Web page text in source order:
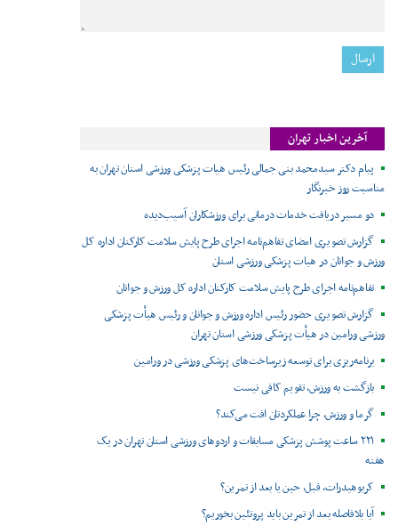
آخرین اخبار تهران
پیام دکتر سیدمحمد بنی جمالی رئیس هیات پزشکی ورزشی استان تهران به
مناسبت روز خبرنگار
دو مسیر دریافت خدمات درمانی برای ورزشکاران آسیب‌دیده
گزارش تصویری امضای تفاهم‌نامه اجرای طرح پایش سلامت کارکنان اداره کل
ورزش و جوانان در هیات پزشکی ورزشی استان
تفاهم‌نامه اجرای طرح پایش سلامت کارکنان اداره کل ورزش و جوانان
گزارش تصویری حضور رئیس اداره ورزش و جوانان و رئیس هیأت پزشکی
ورزشی ورامین در هیأت پزشکی ورزشی استان تهران
برنامه‌ریزی برای توسعه زیرساخت‌های پزشکی ورزشی در ورامین
بازگشت به ورزش، تقویم کافی نیست
گرما و ورزش، چرا عملکردتان افت می‌کند؟
۲۲۱ ساعت پوشش پزشکی مسابقات و اردوهای ورزشی استان تهران در یک
هفته
کربوهیدرات، قبل، حین یا بعد از تمرین؟
آیا بلافاصله بعد از تمرین باید پروتئین بخوریم؟